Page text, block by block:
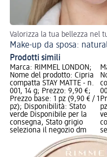
Valorizza la tua bellezza nel
Make-up da sposa:
Prodotti simili
Marca: RIMMEL LONDON;
Nome del prodotto: Cipria
compatta STAY MATTE - n.
001, 14 g; Prezzo: 9,90 €;
Prezzo base: 1 pz (9,90 € / 1
pz); Disponibilità: Stato
verde Disponibile per la
consegna, Stato grigio
seleziona il negozio dm